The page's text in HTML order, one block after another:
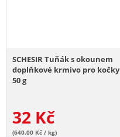
SCHESIR Tuňák s okounem
doplňkové krmivo pro kočky
50 g
32 Kč
(640.00 Kč / kg)